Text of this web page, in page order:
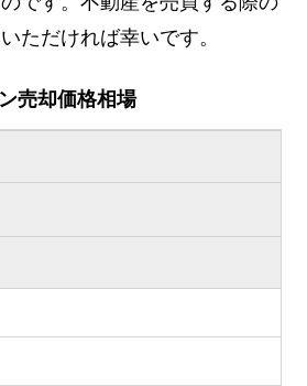
ただければ幸いです。
売却価格相場